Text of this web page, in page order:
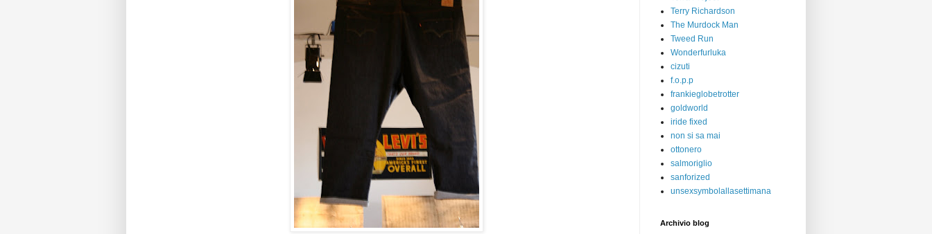
Terry Richardson
The Murdock Man
Tweed Run
Wonderfurluka
cizuti
f.o.p.p
frankieglobetrotter
goldworld
iride fixed
non si sa mai
ottonero
salmoriglio
sanforized
unsexsymbolallasettimana
Archivio blog